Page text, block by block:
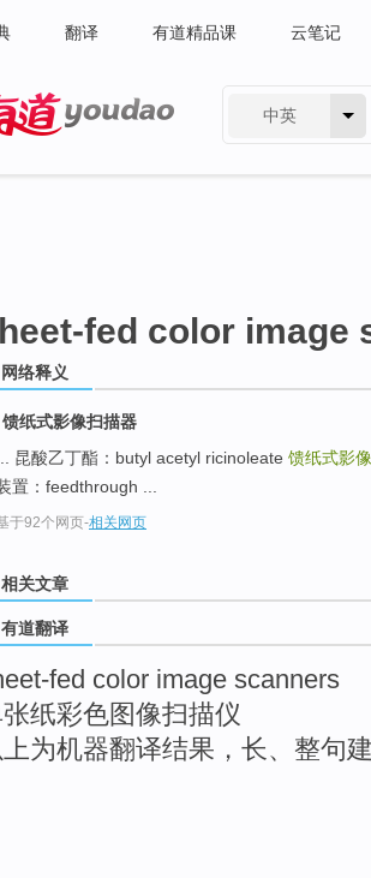
翻译 有道精品课 云笔记
中英
fed color image
网络释义
馈纸式影像扫描器
... 昆酸乙丁酯：butyl acetyl ricinoleate 馈纸式影
置：feedthrough ...
于92个网页-相关网页
相关文章
有道翻译
fed color image scanners
纸彩色图像扫描仪
上为机器翻译结果，长、整句